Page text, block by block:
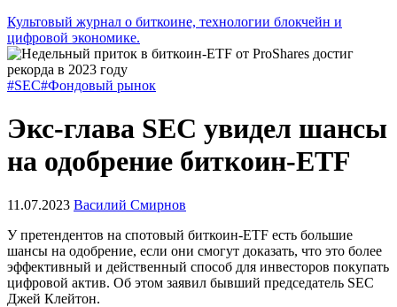
Культовый журнал о биткоине, технологии блокчейн и
цифровой экономике.
#SEC#Фондовый рынок
Экс-глава SEC увидел шансы
на одобрение биткоин-ETF
11.07.2023 Василий Смирнов
У претендентов на спотовый биткоин-ETF есть большие
шансы на одобрение, если они смогут доказать, что это более
эффективный и действенный способ для инвесторов покупать
цифровой актив. Об этом заявил бывший председатель SEC
Джей Клейтон.